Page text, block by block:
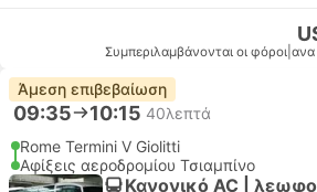
Συμπεριλαμβάνονται οι φόροι ανα
Άμεση επιβεβαίωση
09:35 10:15 40λεπτά
Rome Termini V Giolitti
Αφίξεις αεροδρομίου Τσιαμπίνο
Κανονικό AC |